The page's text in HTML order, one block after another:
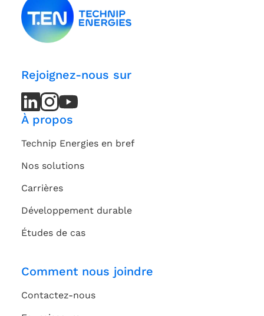
Rejoignez-nous sur
LinkedIn
LinkedIn
Instagram
Instagram
Youtube
Channel
À propos
Technip Energies en bref
Nos solutions
Carrières
Développement durable
Études de cas
Comment nous joindre
Contactez-nous